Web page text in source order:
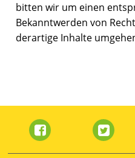
bitten wir um einen
Bekanntwerden von
derartige Inhalte